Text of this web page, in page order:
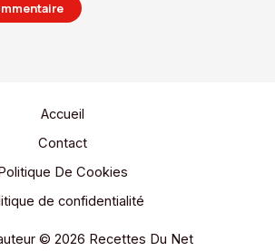
Accueil
Contact
De Cookies
de confidentialité
© 2026 Recettes Du Net